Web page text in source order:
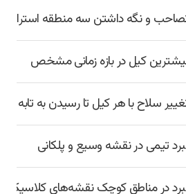
و نگه داشتن سه منطقه
کیل در بازه زمانی مشخص
سلاح با هر کیل تا رسیدن به تابه
تیمی در نقشه وسیع و پلکانی
در مناطق کوچک نقشه‌های کلاسیک